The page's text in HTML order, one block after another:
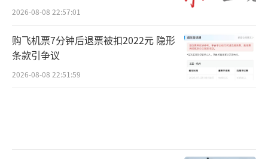
2026-08-08 22:57:01
购飞机票7分钟后退票被扣2022元 隐形
条款引争议
2026-08-08 22:51:59